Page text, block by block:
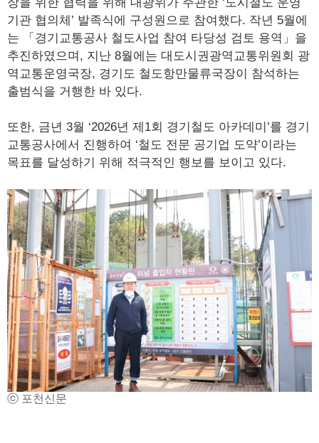
기관 협의체’ 발족식에 구성원으로 참여했다. 작년 5월에
는 「경기교통공사 철도사업 참여 타당성 검토 용역」을
추진하였으며, 지난 8월에는 대도시권광역교통위원회 광
역교통운영국장, 경기도 철도항만물류국장이 참석하는
출범식을 거행한 바 있다.
또한, 금년 3월 ‘2026년 제1회 경기철도 아카데미’를 경기
교통공사에서 진행하여 ‘철도 전문 공기업 도약’이라는
목표를 달성하기 위해 적극적인 행보를 보이고 있다.
ⓒ 포천신문